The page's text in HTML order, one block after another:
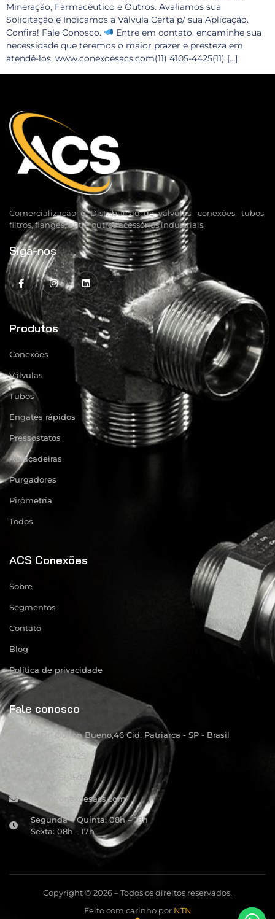
Mineração, Farmacêutico e Outros. Avaliamos sua
Solicitação e Indicamos a Válvula Certa p/ sua Aplicação.
Confira! Fale Conosco.
Entre em contato, encaminhe sua
necessidade que teremos o maior prazer e presteza em
atendê-los. www.conexoesacs.com(11) 4105-4425(11) […]
Comercialização e Distribuição de válvulas, conexões, tubos,
filtros, flanges, entre outros acessórios industriais.
Siga-nos
Produtos
Conexões
Válvulas
Tubos
Engates rápidos
Pressostatos
Abraçadeiras
Purgadores
Pirômetria
Todos
ACS Conexões
Sobre
Segmentos
Contato
Blog
Política de privacidade
Fale conosco
R: Dr. Odilon Bueno,46 Cid. Patriarca - SP - Brasil
(11) 4105-4425
(11) 94751-1505
info@conexoesacs.com
Segunda – Quinta: 08h – 18h
Sexta: 08h - 17h
Copyright © 2026 – Todos os direitos reservados.
Feito com carinho por NTN